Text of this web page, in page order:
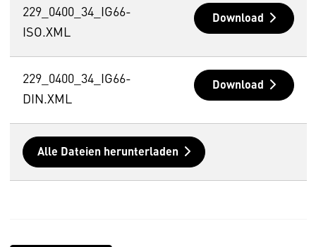
229_0400_34_IG66-
ISO.XML
Download
229_0400_34_IG66-
DIN.XML
Download
Alle Dateien herunterladen